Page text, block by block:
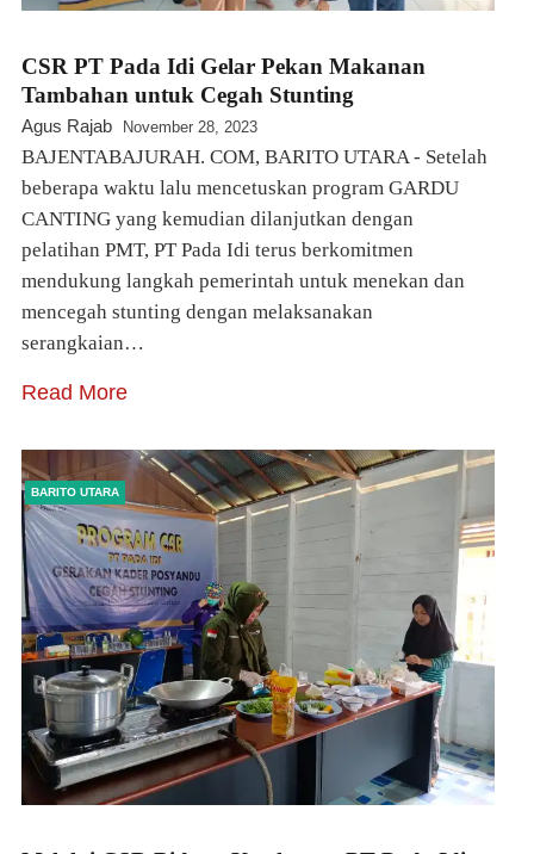
CSR PT Pada Idi Gelar Pekan Makanan
Tambahan untuk Cegah Stunting
Agus Rajab November 28, 2023
BAJENTABAJURAH. COM, BARITO UTARA - Setelah
beberapa waktu lalu mencetuskan program GARDU
CANTING yang kemudian dilanjutkan dengan
pelatihan PMT, PT Pada Idi terus berkomitmen
mendukung langkah pemerintah untuk menekan dan
mencegah stunting dengan melaksanakan
serangkaian…
Read More
BARITO UTARA